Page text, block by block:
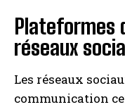
Plateformes
réseaux
Les réseaux
communication